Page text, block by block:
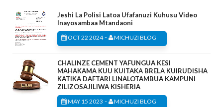
Jeshi La Polisi Latoa Ufafanuzi Kuhusu Video
Inayosambaa Mtandaoni
OCT 22 2024- MICHUZI BLOG
CHALINZE CEMENT YAFUNGUA KESI
MAHAKAMA KUU KUITAKA BRELA KUIRUDISHA
KATIKA DAFTARI LINALOTAMBUA KAMPUNI
ZILIZOSAJILIWA KISHERIA
MAY 15 2023 - MICHUZI BLOG